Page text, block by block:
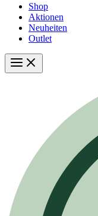
Shop
Aktionen
Neuheiten
Outlet